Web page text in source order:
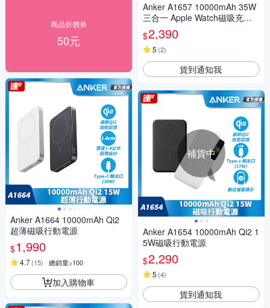
商品折價券
50元
Anker A1664 10000mAh Qi2
超薄磁吸行動電源
$1,990
4.7(15) 總銷量>100
加入購物車
Anker A1657 10000mAh 35W
三合一 Apple Watch磁吸充行
動電源-石墨黑
$2,390
5 (2)
貨到通知我
補貨中
Anker A1654 10000mAh Qi2 1
5W磁吸行動電源
$2,290
5 (4)
貨到通知我